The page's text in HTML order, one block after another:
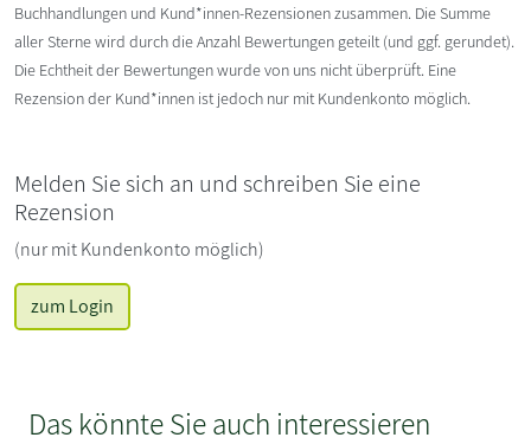
Buchhandlungen und Kund*innen-Rezensionen zusammen. Die Summe
aller Sterne wird durch die Anzahl Bewertungen geteilt (und ggf. gerundet).
Die Echtheit der Bewertungen wurde von uns nicht überprüft. Eine
Rezension der Kund*innen ist jedoch nur mit Kundenkonto möglich.
Melden Sie sich an und schreiben Sie eine
Rezension
(nur mit Kundenkonto möglich)
zum Login
Das könnte Sie auch interessieren